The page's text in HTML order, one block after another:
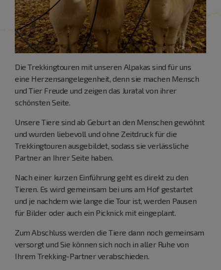
Die Trekkingtouren mit unseren Alpakas sind für uns
eine Herzensangelegenheit, denn sie machen Mensch
und Tier Freude und zeigen das Juratal von ihrer
schönsten Seite.
Unsere Tiere sind ab Geburt an den Menschen gewöhnt
und wurden liebevoll und ohne Zeitdruck für die
Trekkingtouren ausgebildet, sodass sie verlässliche
Partner an Ihrer Seite haben.
Nach einer kurzen Einführung geht es direkt zu den
Tieren. Es wird gemeinsam bei uns am Hof gestartet
und je nachdem wie lange die Tour ist, werden Pausen
für Bilder oder auch ein Picknick mit eingeplant.
Zum Abschluss werden die Tiere dann noch gemeinsam
versorgt und Sie können sich noch in aller Ruhe von
Ihrem Trekking-Partner verabschieden.